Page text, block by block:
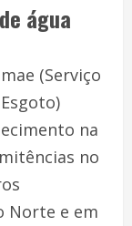
água
(Serviço
na
no
Norte e em